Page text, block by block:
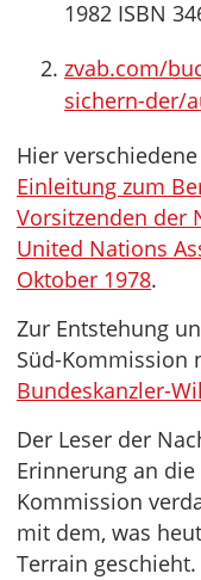
1982 ISBN
zvab.com/
sichern-der/
Hier
Einleitung zum
Vorsitzenden der
United Nations
Oktober 1978.
Zur Entstehung
Süd-Kommission
Bundeskanzler-
Der Leser der
Erinnerung an
Kommission
mit dem, was
Terrain